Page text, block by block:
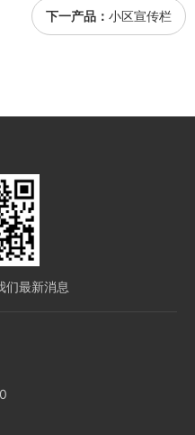
下一产品： 小区宣传栏
们最新消息